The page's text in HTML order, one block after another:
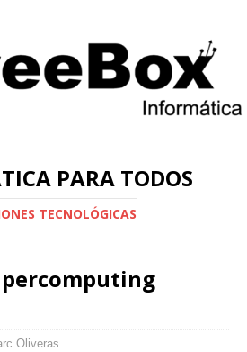
PARA TODOS
TECNOLÓGICAS
Oliveras